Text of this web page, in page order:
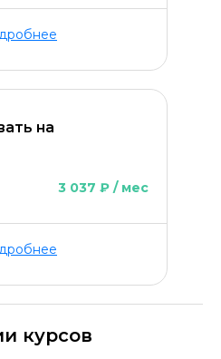
на
3 037 ₽ / мес
курсов